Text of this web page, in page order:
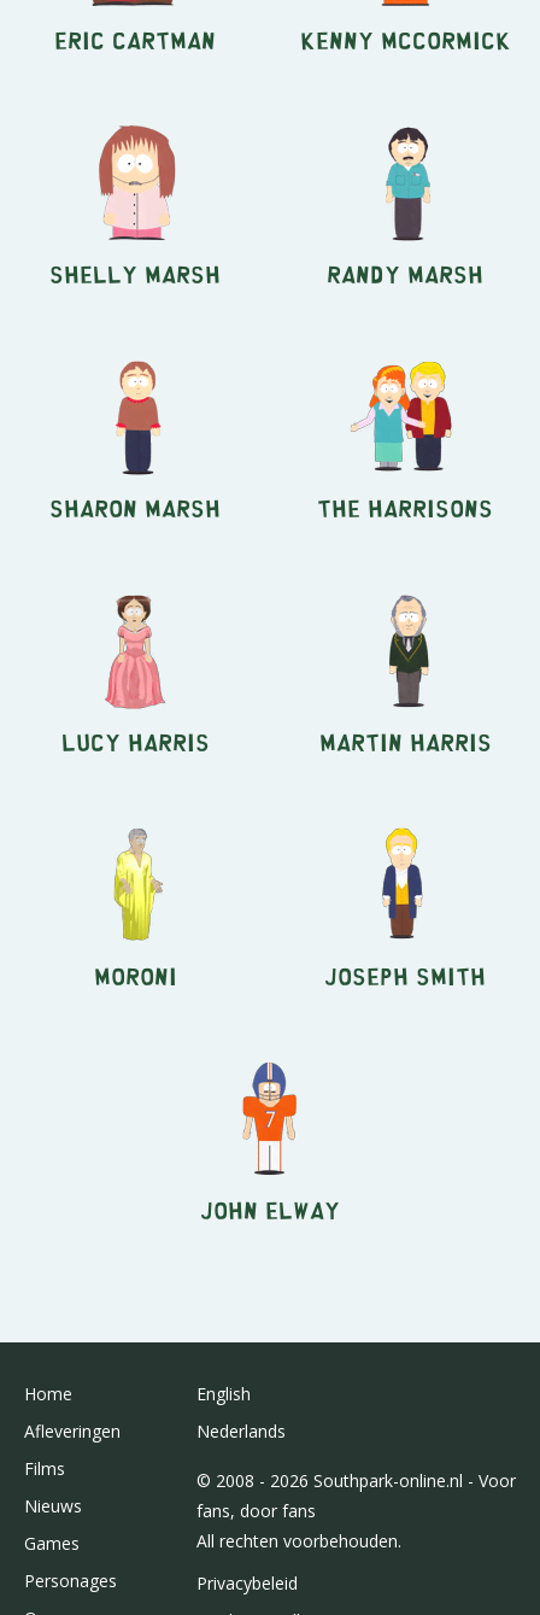
Eric Cartman Kenny McCormick
Shelly Marsh Randy Marsh
Sharon Marsh The Harrisons
Lucy Harris Martin Harris
Moroni Joseph Smith
John Elway
Home
Afleveringen
Films
Nieuws
Games
Personages
English
Nederlands
© 2008 - 2026 Southpark-online.nl - Voor
fans, door fans
All rechten voorbehouden.
Privacybeleid